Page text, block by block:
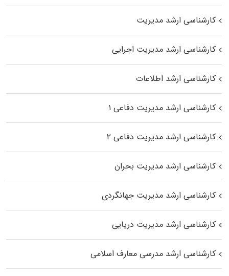
کارشناسی ارشد مدیریت
کارشناسی ارشد مدیریت اجرایی
کارشناسی ارشد اطلاعات
کارشناسی ارشد مدیریت دفاعی ۱
کارشناسی ارشد مدیریت دفاعی ۲
کارشناسی ارشد مدیریت بحران
کارشناسی ارشد مدیریت جهانگردی
کارشناسی ارشد مدیریت دریایی
کارشناسی ارشد مدرسی معارف اسلامی